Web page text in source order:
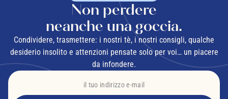
Non perdere
neanche una goccia.
Condividere, trasmettere: i nostri tè, i nostri consigli, qualche
desiderio insolito e attenzioni pensate solo per voi… un piacere
da infondere.